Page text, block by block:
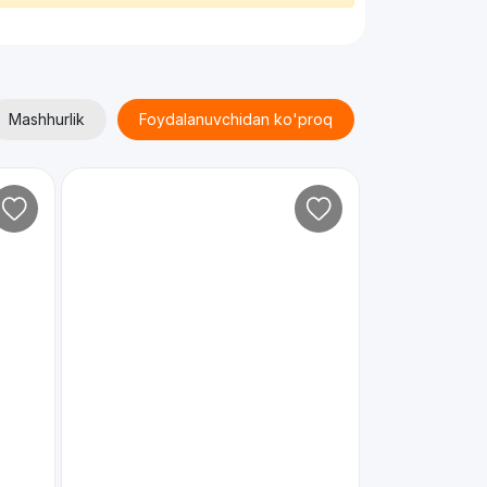
Mashhurlik Foydalanuvchidan ko'proq